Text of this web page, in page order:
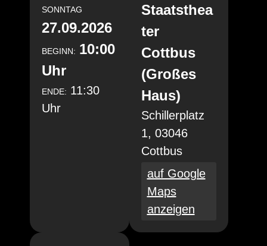
SONNTAG
27.09.2026
BEGINN: 10:00
Uhr
ENDE: 11:30
Uhr
Staatsthea
ter
Cottbus
(Großes
Haus)
Schillerplatz
1, 03046
Cottbus
auf Google
Maps
anzeigen